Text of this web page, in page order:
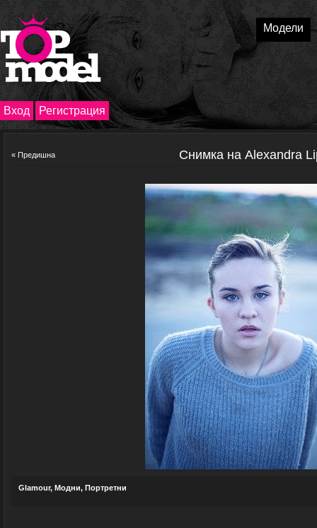
Модели
Вход Регистрация
« Предишна Снимка на Alexandra
Glamour, Модни, Портретни